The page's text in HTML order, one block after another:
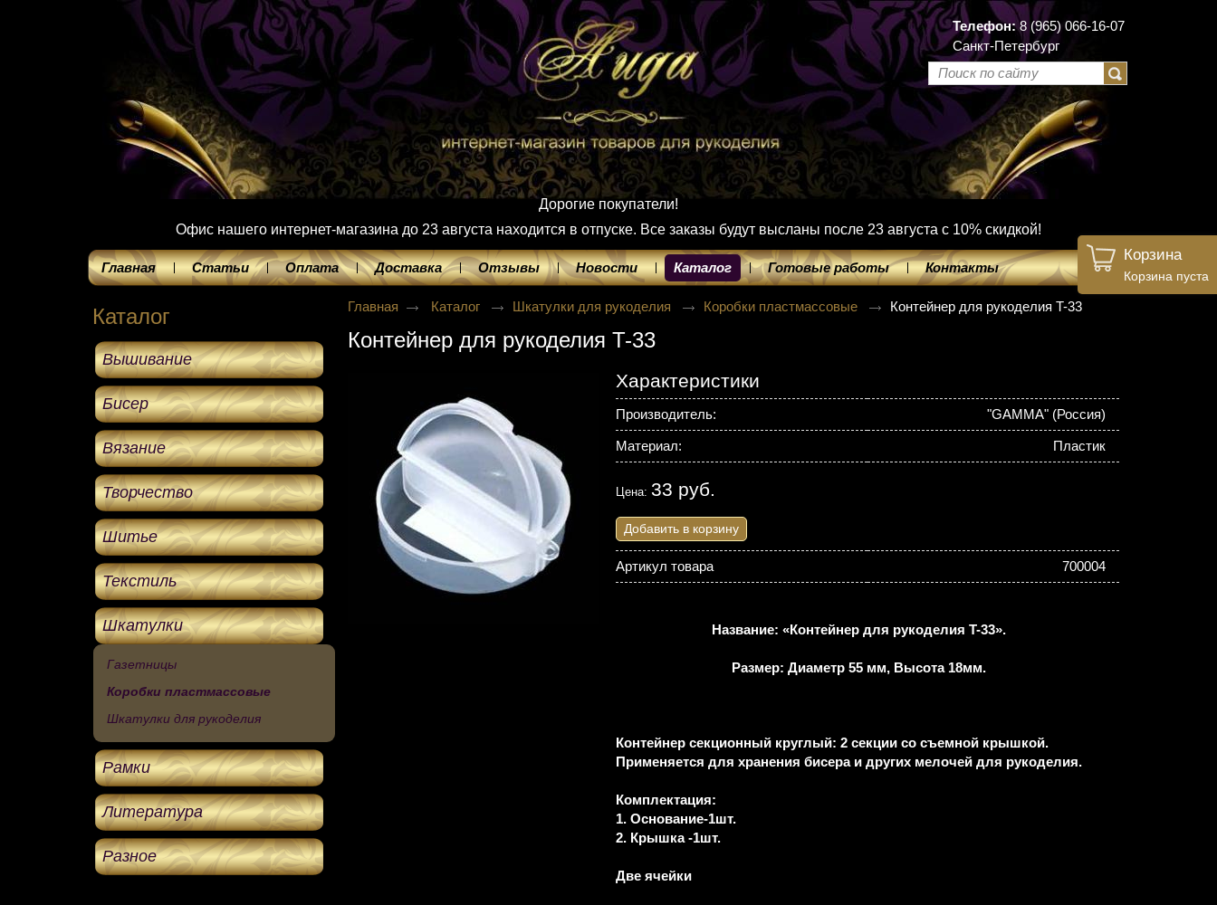
Телефон:8 (965) 066-16-07
Санкт-Петербург
Дорогие покупатели!
Офис нашего интернет-магазина до 23 августа находится в отпуске. Все заказы будут высланы после 23 августа с 10% скидкой!
Главная Статьи Оплата Доставка Отзывы Новости Каталог Готовые работы Контакты
Каталог
Вышивание
Бисер
Вязание
Творчество
Шитье
Текстиль
Шкатулки
Газетницы
Коробки пластмассовые
Шкатулки для рукоделия
Рамки
Литература
Разное
Корзина
Корзина пуста
Главная Каталог Шкатулки для рукоделия Коробки пластмассовые Контейнер для рукоделия T-33
Контейнер для рукоделия T-33
Характеристики
Производитель: "GAMMA" (Россия)
Материал: Пластик
Цена: 33 руб.
Добавить в корзину
Артикул товара 700004
Название: «Контейнер для рукоделия T-33».
Размер: Диаметр 55 мм, Высота 18мм.
Контейнер секционный круглый: 2 секции со съемной крышкой.
Применяется для хранения бисера и других мелочей для рукоделия.
Комплектация:
1. Основание-1шт.
2. Крышка -1шт.
Две ячейки